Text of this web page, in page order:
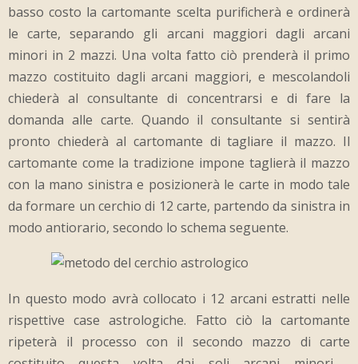
basso costo la cartomante scelta purificherà e ordinerà
le carte, separando gli arcani maggiori dagli arcani
minori in 2 mazzi. Una volta fatto ciò prenderà il primo
mazzo costituito dagli arcani maggiori, e mescolandoli
chiederà al consultante di concentrarsi e di fare la
domanda alle carte. Quando il consultante si sentirà
pronto chiederà al cartomante di tagliare il mazzo. Il
cartomante come la tradizione impone taglierà il mazzo
con la mano sinistra e posizionerà le carte in modo tale
da formare un cerchio di 12 carte, partendo da sinistra in
modo antiorario, secondo lo schema seguente.
In questo modo avrà collocato i 12 arcani estratti nelle
rispettive case astrologiche. Fatto ciò la cartomante
ripeterà il processo con il secondo mazzo di carte